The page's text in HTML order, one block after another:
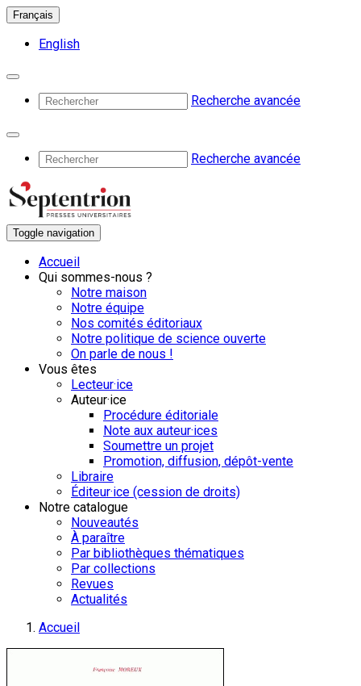
Français
English
Recherche avancée
Recherche avancée
Toggle navigation
Accueil
Qui sommes-nous ?
Notre maison
Notre équipe
Nos comités éditoriaux
Notre politique de science ouverte
On parle de nous !
Vous êtes
Lecteur·ice
Auteur·ice
Procédure éditoriale
Note aux auteur·ices
Soumettre un projet
Promotion, diffusion, dépôt-vente
Libraire
Éditeur·ice (cession de droits)
Notre catalogue
Nouveautés
À paraître
Par bibliothèques thématiques
Par collections
Revues
Actualités
Accueil